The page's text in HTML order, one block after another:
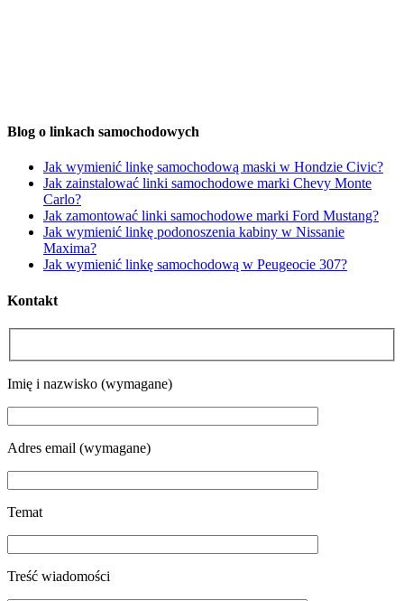
Blog o linkach samochodowych
Jak wymienić linkę samochodową maski w Hondzie Civic?
Jak zainstalować linki samochodowe marki Chevy Monte
Carlo?
Jak zamontować linki samochodowe marki Ford Mustang?
Jak wymienić linkę podonoszenia kabiny w Nissanie
Maxima?
Jak wymienić linkę samochodową w Peugeocie 307?
Kontakt
Please leave this field empty.
Imię i nazwisko (wymagane)
Adres email (wymagane)
Temat
Treść wiadomości